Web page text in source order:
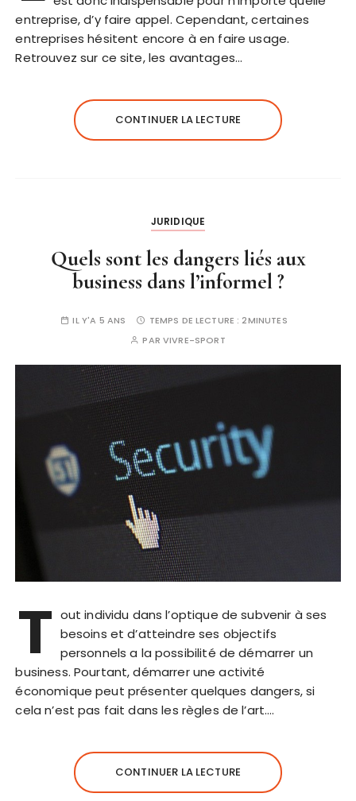
entreprise, d’y faire appel. Cependant, certaines
entreprises hésitent encore à en faire usage.
Retrouvez sur ce site, les avantages…
CONTINUER LA LECTURE
JURIDIQUE
Quels sont les dangers liés aux
business dans l’informel ?
IL Y'A 5 ANS TEMPS DE LECTURE :2MINUTES
PARVIVRE-SPORT
T out individu dans l’optique de subvenir à ses
besoins et d’atteindre ses objectifs
personnels a la possibilité de démarrer un
business. Pourtant, démarrer une activité
économique peut présenter quelques dangers, si
cela n’est pas fait dans les règles de l’art….
CONTINUER LA LECTURE